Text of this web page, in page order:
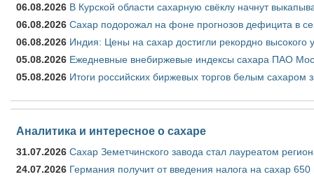
06.08.2026 В Курской области сахарную свёклу начнут
06.08.2026 Сахар подорожал на фоне прогнозов дефицита в
06.08.2026 Индия: Цены на сахар достигли рекордно высокого
05.08.2026 Ежедневные внебиржевые индексы сахара ПАО
05.08.2026 Итоги российских биржевых торгов белым сахаром
Аналитика и интересное о сахаре
31.07.2026 Сахар Земетчинского завода стал лауреатом
24.07.2026 Германия получит от введения налога на сахар